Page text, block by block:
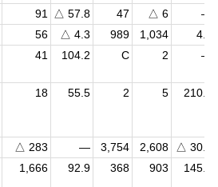
91 △ 57.8 47 △ 6
—
56 △ 4.3 989 1,034
4.5
41 104.2 C 2 —
18 55.5 2 5 210.6
△ 283 — 3,754 2,608
△ 30.5
1,666 92.9 368 903 145.3